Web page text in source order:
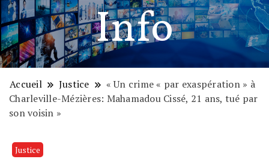
Info
Accueil Justice
« Un crime « par exaspération » à
Charleville-Mézières: Mahamadou Cissé, 21 ans, tué par
son voisin »
Justice